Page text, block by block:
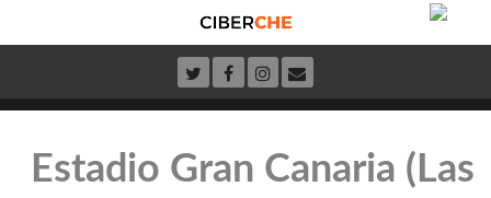
Estadio Gran Canaria (Las